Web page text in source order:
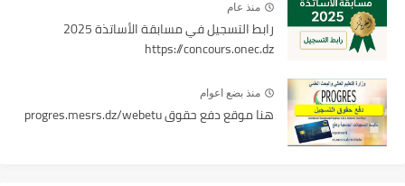
منذ عام
رابط التسجيل في مسابقة الأساتذة 2025
https://concours.onec.dz
منذ بضع اعوام
هنا موقع دفع حقوق progres.mesrs.dz/webetu